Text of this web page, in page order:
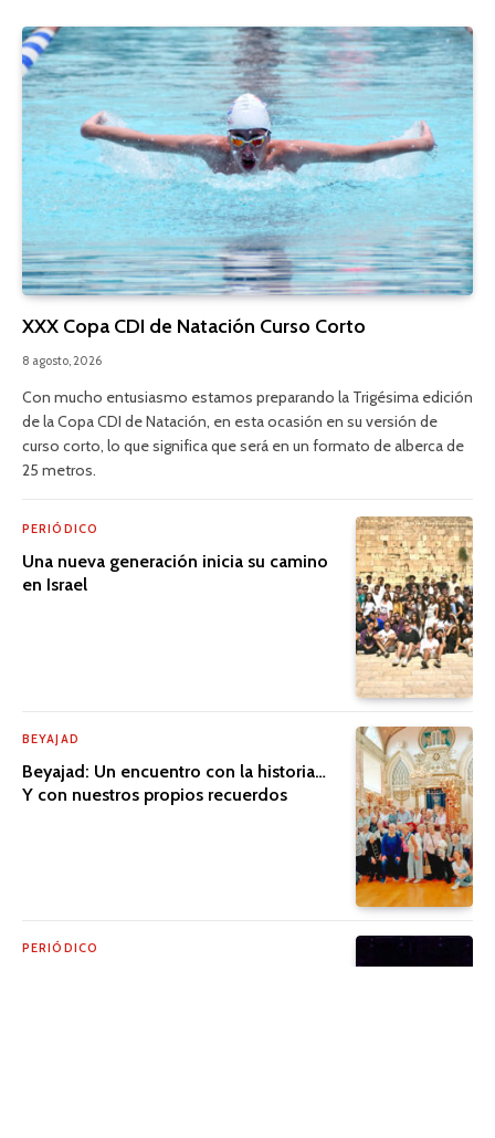
XXX Copa CDI de Natación Curso Corto
8 agosto, 2026
Con mucho entusiasmo estamos preparando la Trigésima edición
de la Copa CDI de Natación, en esta ocasión en su versión de
curso corto, lo que significa que será en un formato de alberca de
25 metros.
PERIÓDICO
Una nueva generación inicia su camino
en Israel
BEYAJAD
Beyajad: Un encuentro con la historia…
Y con nuestros propios recuerdos
PERIÓDICO